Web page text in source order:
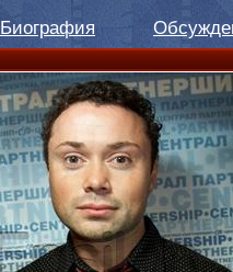
Биография